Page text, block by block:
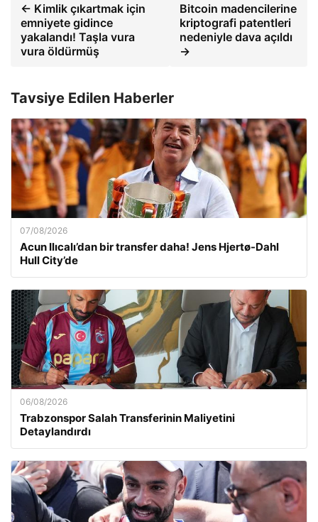
← Kimlik çıkartmak için
emniyete gidince
yakalandı! Taşla vura
vura öldürmüş
Bitcoin madencilerine
kriptografi patentleri
nedeniyle dava açıldı
→
Tavsiye Edilen Haberler
07/08/2026
Acun Ilıcalı’dan bir transfer daha! Jens Hjertø-Dahl
Hull City’de
06/08/2026
Trabzonspor Salah Transferinin Maliyetini
Detaylandırdı